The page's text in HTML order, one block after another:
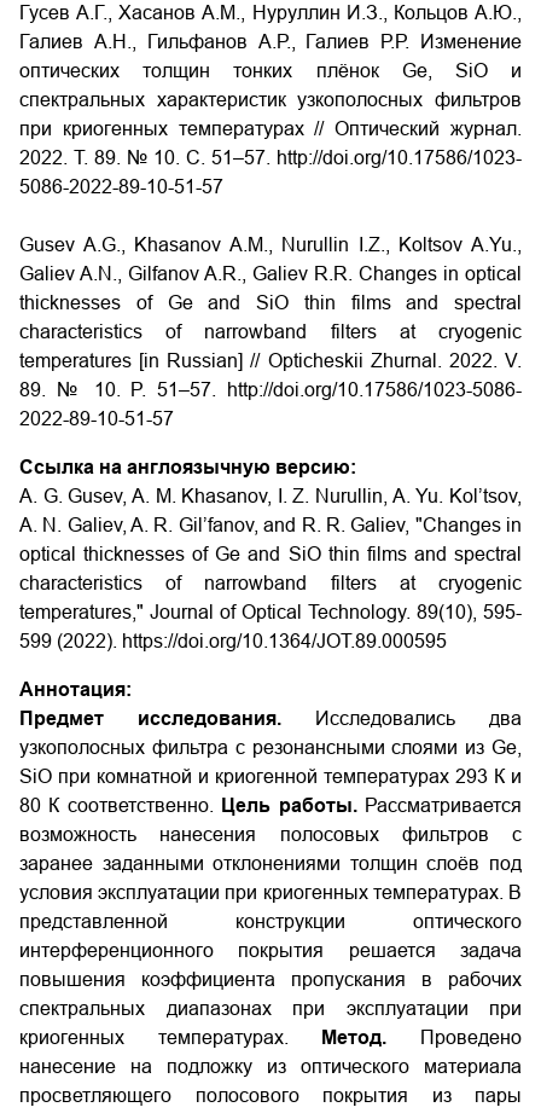
Гусев А.Г., Хасанов А.М., Нуруллин И.З., Кольцов А.Ю.,
Галиев А.Н., Гильфанов А.Р., Галиев Р.Р. Изменение
оптических толщин тонких плёнок Ge, SiO и
спектральных характеристик узкополосных фильтров
при криогенных температурах // Оптический журнал.
2022. Т. 89. № 10. С. 51–57. http://doi.org/10.17586/1023-
5086-2022-89-10-51-57
Gusev A.G., Khasanov A.M., Nurullin I.Z., Koltsov A.Yu.,
Galiev A.N., Gilfanov A.R., Galiev R.R. Changes in optical
thicknesses of Ge and SiO thin films and spectral
characteristics of narrowband filters at cryogenic
temperatures [in Russian] // Opticheskii Zhurnal. 2022. V.
89. № 10. P. 51–57. http://doi.org/10.17586/1023-5086-
2022-89-10-51-57
Ссылка на англоязычную версию:
A. G. Gusev, A. M. Khasanov, I. Z. Nurullin, A. Yu. Kol’tsov,
A. N. Galiev, A. R. Gil’fanov, and R. R. Galiev, "Changes in
optical thicknesses of Ge and SiO thin films and spectral
characteristics of narrowband filters at cryogenic
temperatures," Journal of Optical Technology. 89(10), 595-
599 (2022). https://doi.org/10.1364/JOT.89.000595
Аннотация:
Предмет исследования. Исследовались два
узкополосных фильтра с резонансными слоями из Ge,
SiO при комнатной и криогенной температурах 293 К и
80 К соответственно.
Цель работы.Рассматривается
возможность нанесения полосовых фильтров с
заранее заданными отклонениями толщин слоёв под
условия эксплуатации при криогенных температурах. В
представленной конструкции оптического
интерференционного покрытия решается задача
повышения коэффициента пропускания в рабочих
спектральных диапазонах при эксплуатации при
криогенных температурах.
Метод. Проведено
нанесение на подложку из оптического материала
просветляющего полосового покрытия из пары